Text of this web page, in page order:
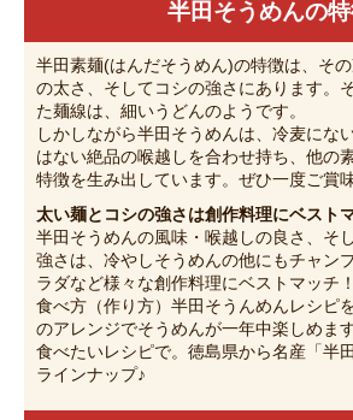
半田そうめんの
半田素麺(はんだそうめん)の特徴は、そ
の太さ、そしてコシの強さにあります。
た麺線は、細いうどんのようです。
しかしながら半田そうめんは、冷麦にな
はない絶品の喉越しを合わせ持ち、他の
特徴を生み出しています。ぜひ一度ご賞味
太い麺とコシの強さは創作料理にベスト
半田そうめんの風味・喉越しの良さ、そ
強さは、冷やしそうめんの他にもチャン
ラダなど様々な創作料理にベストマッチ
食べ方（作り方）半田そうんめんレシピ
のアレンジでそうめんが一年中楽しめま
食べたいレシピで。徳島県から名産「半
ラインナップ♪